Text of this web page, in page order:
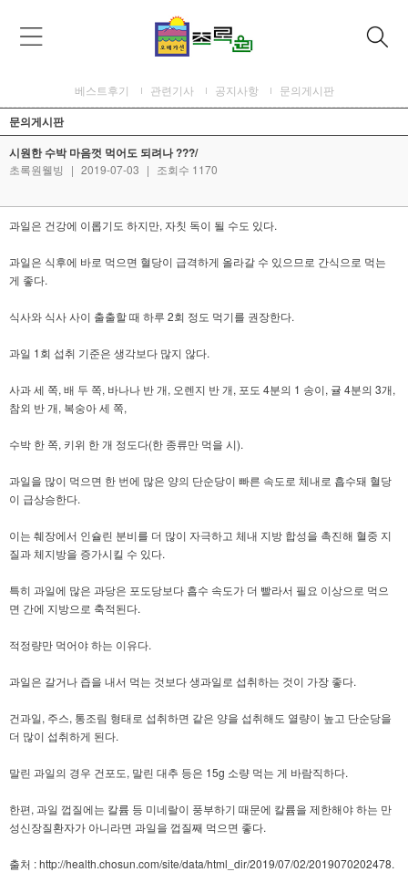
베스트후기 관련기사 공지사항 문의게시판
문의게시판
시원한 수박 마음껏 먹어도 되려나 ???/
초록원웰빙 | 2019-07-03 | 조회수 1170
과일은 건강에 이롭기도 하지만, 자칫 독이 될 수도 있다.
과일은 식후에 바로 먹으면 혈당이 급격하게 올라갈 수 있으므로 간식으로 먹는
게 좋다.
식사와 식사 사이 출출할 때 하루 2회 정도 먹기를 권장한다.
과일 1회 섭취 기준은 생각보다 많지 않다.
사과 세 쪽, 배 두 쪽, 바나나 반 개, 오렌지 반 개, 포도 4분의 1 송이, 귤 4분의 3개,
참외 반 개, 복숭아 세 쪽,
수박 한 쪽, 키위 한 개 정도다(한 종류만 먹을 시).
과일을 많이 먹으면 한 번에 많은 양의 단순당이 빠른 속도로 체내로 흡수돼 혈당
이 급상승한다.
이는 췌장에서 인슐린 분비를 더 많이 자극하고 체내 지방 합성을 촉진해 혈중 지
질과 체지방을 증가시킬 수 있다.
특히 과일에 많은 과당은 포도당보다 흡수 속도가 더 빨라서 필요 이상으로 먹으
면 간에 지방으로 축적된다.
적정량만 먹어야 하는 이유다.
과일은 갈거나 즙을 내서 먹는 것보다 생과일로 섭취하는 것이 가장 좋다.
건과일, 주스, 통조림 형태로 섭취하면 같은 양을 섭취해도 열량이 높고 단순당을
더 많이 섭취하게 된다.
말린 과일의 경우 건포도, 말린 대추 등은 15g 소량 먹는 게 바람직하다.
한편, 과일 껍질에는 칼륨 등 미네랄이 풍부하기 때문에 칼륨을 제한해야 하는 만
성신장질환자가 아니라면 과일을 껍질째 먹으면 좋다.
출처 : http://health.chosun.com/site/data/html_dir/2019/07/02/2019070202478.